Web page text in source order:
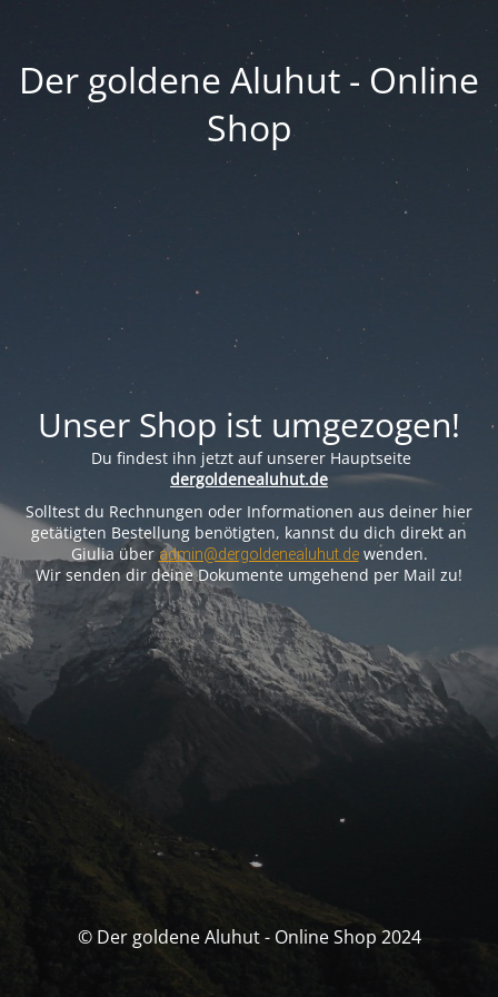
Der goldene Aluhut - Online
Shop
Unser Shop ist umgezogen!
Du findest ihn jetzt auf unserer Hauptseite
dergoldenealuhut.de
Solltest du Rechnungen oder Informationen aus deiner hier
getätigten Bestellung benötigten, kannst du dich direkt an
Giulia über admin@dergoldenealuhut.dewenden.
Wir senden dir deine Dokumente umgehend per Mail zu!
© Der goldene Aluhut - Online Shop 2024